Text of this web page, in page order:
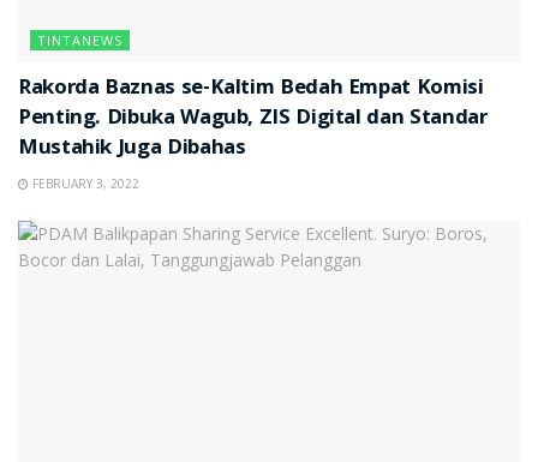
TINTANEWS
Rakorda Baznas se-Kaltim Bedah Empat Komisi
Penting. Dibuka Wagub, ZIS Digital dan Standar
Mustahik Juga Dibahas
FEBRUARY 3, 2022